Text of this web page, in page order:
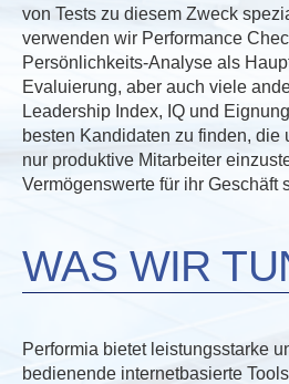
von Tests zu diesem Zweck
verwenden wir Performance
Persönlichkeits-Analyse als
Evaluierung, aber auch viele
Leadership Index, IQ und
besten Kandidaten zu finden, die
nur produktive Mitarbeiter
Vermögenswerte für ihr Geschäft
WAS WIR
Performia bietet leistungsstarke
bedienende internetbasierte